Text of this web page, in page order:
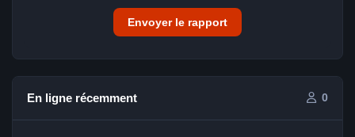
Envoyer le rapport
En ligne récemment 0